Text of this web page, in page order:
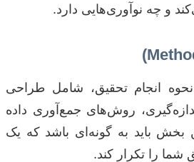
و چه نوآوری‌هایی دارد.
انجام تحقیق، شامل طراحی
روش‌های جمع‌آوری داده
بخش باید به گونه‌ای باشد که یک
شما را تکرار کند.